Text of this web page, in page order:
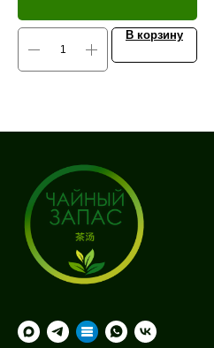
В корзину